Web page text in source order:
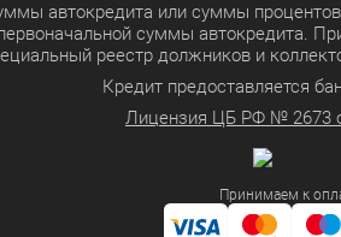
автокредита или суммы
суммы автокредита.
реестр должников и
Кредит предоставляется
Лицензия ЦБ РФ № 2673
Принимаем к